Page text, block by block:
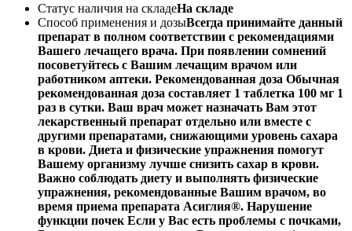
Статус наличия на складеНа складе
Способ применения и дозыВсегда принимайте данный
препарат в полном соответствии с рекомендациями
Вашего лечащего врача. При появлении сомнений
посоветуйтесь с Вашим лечащим врачом или
работником аптеки. Рекомендованная доза Обычная
рекомендованная доза составляет 1 таблетка 100 мг 1
раз в сутки. Ваш врач может назначать Вам этот
лекарственный препарат отдельно или вместе с
другими препаратами, снижающими уровень сахара
в крови. Диета и физические упражнения помогут
Вашему организму лучше снизить сахар в крови.
Важно соблюдать диету и выполнять физические
упражнения, рекомендованные Вашим врачом, во
время приема препарата Асиглия®. Нарушение
функции почек Если у Вас есть проблемы с почками,